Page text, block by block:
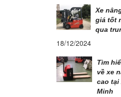
Xe
giá tốt
qua
18/12/2024
Tìm
về xe
cao tại
Minh